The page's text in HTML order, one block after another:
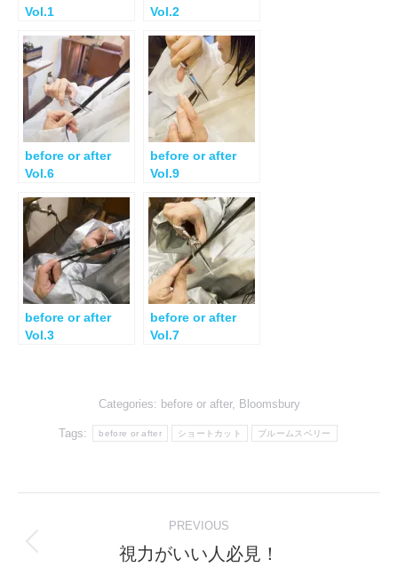
Vol.1
Vol.2
before or after
Vol.6
before or after
Vol.9
before or after
Vol.3
before or after
Vol.7
Categories: before or after, Bloomsbury
Tags: before or after ショートカット ブルームスベリー
navigation
PREVIOUS
Previous
視力がいい人必見！